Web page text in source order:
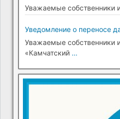
Уважаемые собственники
Уведомление о переносе
Уважаемые собственники
«Камчатский …